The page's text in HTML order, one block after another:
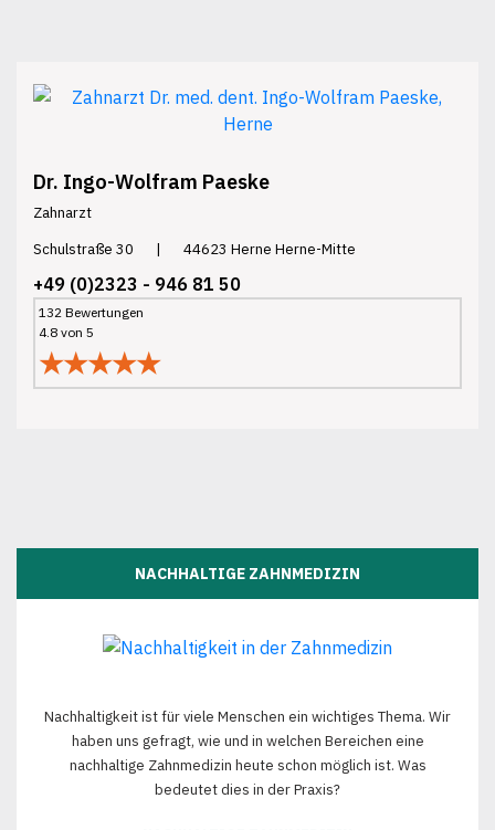
Dr. Ingo-Wolfram Paeske
Zahnarzt
Schulstraße 30
| 44623 Herne Herne-Mitte
+49 (0)2323 - 946 81 50
132 Bewertungen
4.8 von 5
★★★★★
NACHHALTIGE ZAHNMEDIZIN
Nachhaltigkeit ist für viele Menschen ein wichtiges Thema. Wir
haben uns gefragt, wie und in welchen Bereichen eine
nachhaltige Zahnmedizin heute schon möglich ist. Was
bedeutet dies in der Praxis?